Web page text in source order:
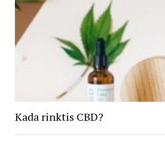
Kada rinktis CBD?